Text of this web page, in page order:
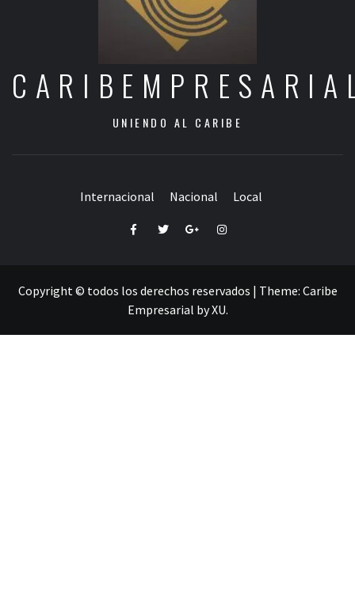
UNIENDO AL CARIBE
Internacional Nacional Local
FacebookTwitterGoogle+Instagram
Copyright © todos los derechos reservados | Theme: Caribe
Empresarial byXU.